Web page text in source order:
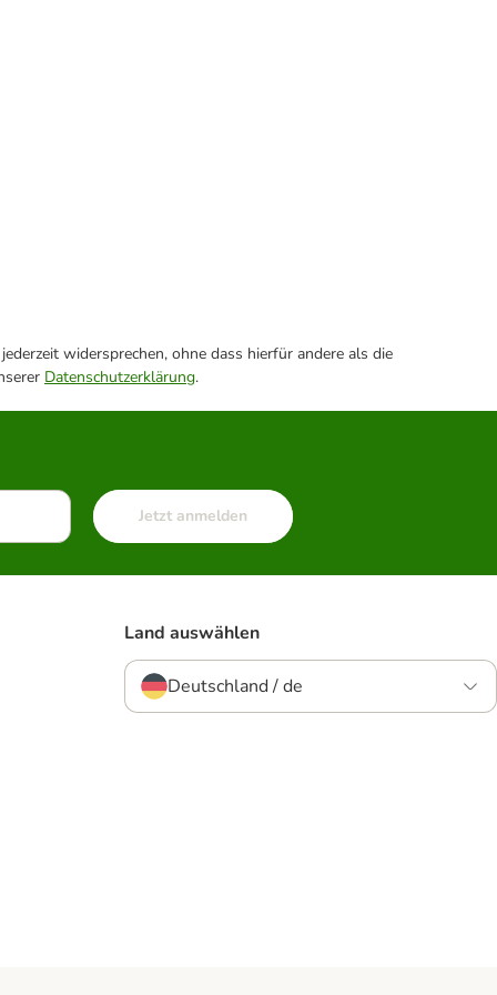
widersprechen, ohne dass hierfür andere als die
Datenschutzerklärung.
Jetzt anmelden
Land auswählen
Deutschland / de